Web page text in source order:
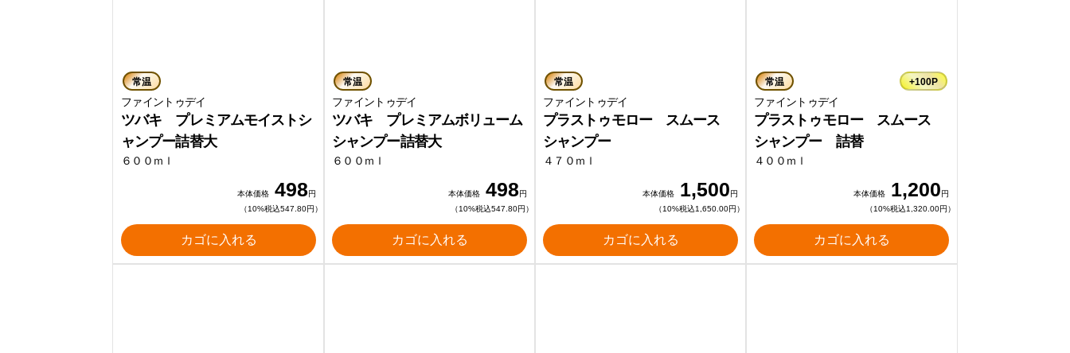
常温
ファイントゥデイ
ツバキ プレミアムモイストシ
ャンプー詰替大
６００ｍｌ
本体価格 498円
（10%税込547.80円）
カゴに入れる
常温
ファイントゥデイ
ツバキ プレミアムボリューム
シャンプー詰替大
６００ｍｌ
本体価格 498円
（10%税込547.80円）
カゴに入れる
常温
ファイントゥデイ
プラストゥモロー スムース
シャンプー
４７０ｍｌ
本体価格 1,500円
（10%税込1,650.00円）
カゴに入れる
常温 +100P
ファイントゥデイ
プラストゥモロー スムース
シャンプー 詰替
４００ｍｌ
本体価格 1,200円
（10%税込1,320.00円）
カゴに入れる